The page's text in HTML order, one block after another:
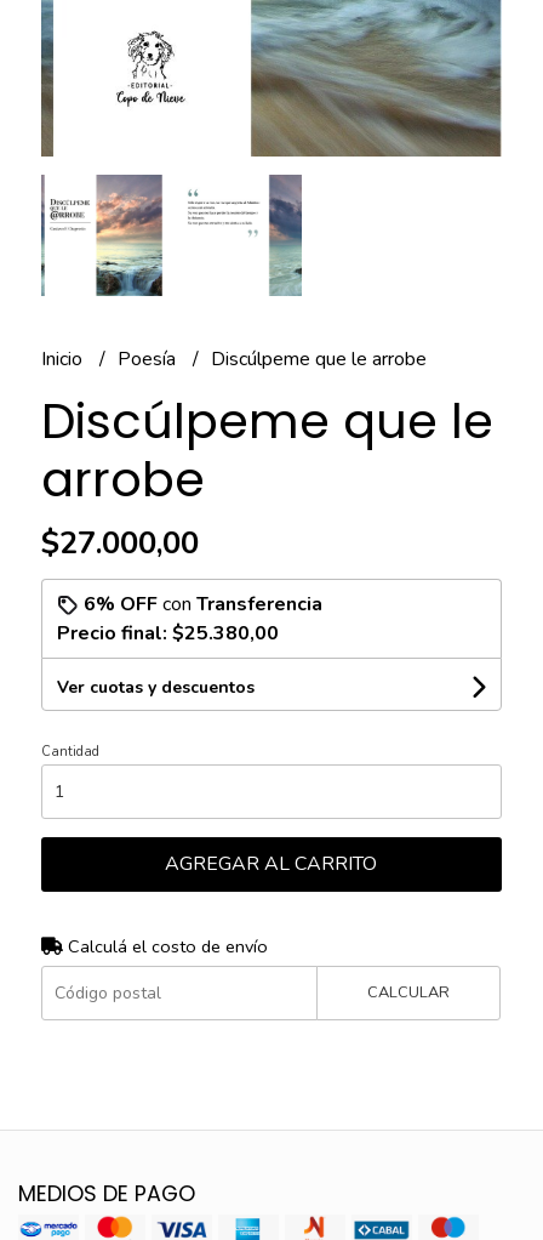
Inicio Poesía Discúlpeme que le arrobe
Discúlpeme que le
arrobe
$27.000,00
6% OFFcon Transferencia
Precio final: $25.380,00
Ver cuotas y descuentos
Cantidad
AGREGAR AL CARRITO
Calculá el costo de envío
CALCULAR
MEDIOS DE PAGO